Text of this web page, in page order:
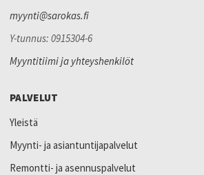
myynti@sarokas.fi
Y-tunnus: 0915304-6
Myyntitiimi ja yhteyshenkilöt
PALVELUT
Yleistä
Myynti- ja asiantuntijapalvelut
Remontti- ja asennuspalvelut